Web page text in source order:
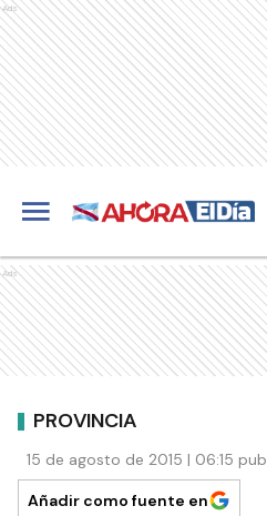
Ads
Ads
PROVINCIA
15 de agosto de 2015 | 06:15
Añadir como fuente en